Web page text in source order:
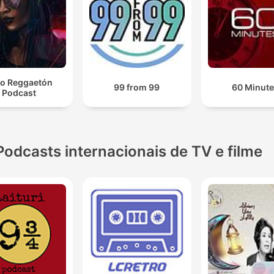
Reggaetón
Podcast
99 from 99 60
internacionais de TV e filme